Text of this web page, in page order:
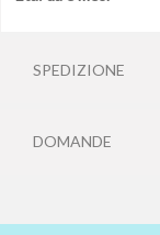
SPEDIZIONE
DOMANDE